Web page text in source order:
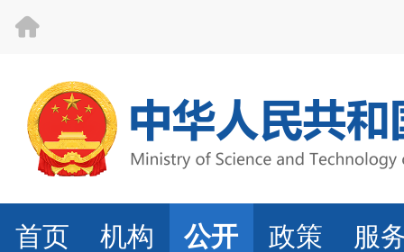
首页 机构 公开 政策 服